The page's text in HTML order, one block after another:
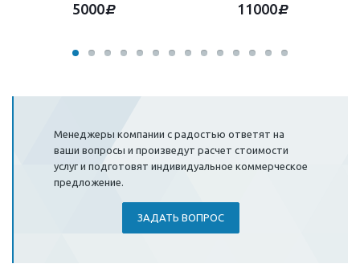
5000d 11000d
Менеджеры компании с радостью ответят на
ваши вопросы и произведут расчет стоимости
услуг и подготовят индивидуальное коммерческое
предложение.
ЗАДАТЬ ВОПРОС